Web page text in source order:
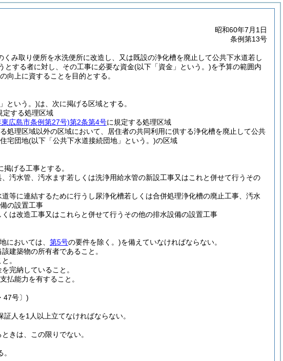
昭和60年7月1日
条例第13号
み取り便所を水洗便所に改造し、又は既設の浄化槽を廃止して公共下水道若し
とする者に対し、その工事に必要な資金(以下「資金」という。)を予算の範囲内
向上に資することを目的とする。
という。)は、次に掲げる区域とする。
定する処理区域
広島市条例第27号)第2条第4号に規定する処理区域
処理区域以外の区域において、居住者の共同利用に供する浄化槽を廃止して公共
宅団地(以下「公共下水道接続団地」という。)の区域
げる工事とする。
汚水管、汚水ます若しくは洗浄用給水管の新設工事又はこれと併せて行うその
等に連結するために行うし尿浄化槽若しくは合併処理浄化槽の廃止工事、汚水
の設置工事
は改造工事又はこれらと併せて行うその他の排水設備の設置工事
においては、 第5号の要件を除く。)を備えていなければならない。
建築物の所有者であること。
。
完納していること。
払能力を有すること。
47号〕)
人を1人以上立てなければならない。
きは、この限りでない。